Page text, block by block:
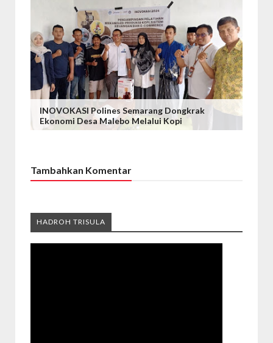
INOVOKASI Polines Semarang Dongkrak
Ekonomi Desa Malebo Melalui Kopi
Tambahkan Komentar
HADROH TRISULA